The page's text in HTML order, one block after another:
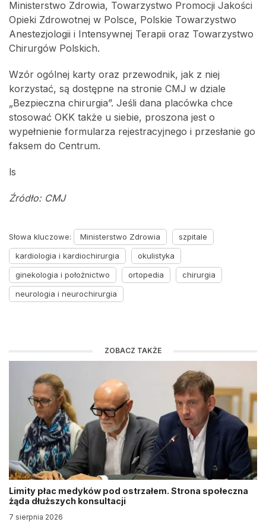
Ministerstwo Zdrowia, Towarzystwo Promocji Jakości
Opieki Zdrowotnej w Polsce, Polskie Towarzystwo
Anestezjologii i Intensywnej Terapii oraz Towarzystwo
Chirurgów Polskich.
Wzór ogólnej karty oraz przewodnik, jak z niej
korzystać, są dostępne na stronie CMJ w dziale
„Bezpieczna chirurgia”. Jeśli dana placówka chce
stosować OKK także u siebie, proszona jest o
wypełnienie formularza rejestracyjnego i przesłanie go
faksem do Centrum.
ls
Źródło: CMJ
Słowa kluczowe: Ministerstwo Zdrowia
szpitale
kardiologia i kardiochirurgia
okulistyka
ginekologia i położnictwo
ortopedia
chirurgia
neurologia i neurochirurgia
ZOBACZ TAKŻE
Limity płac medyków pod ostrzałem. Strona społeczna
żąda dłuższych konsultacji
7 sierpnia 2026